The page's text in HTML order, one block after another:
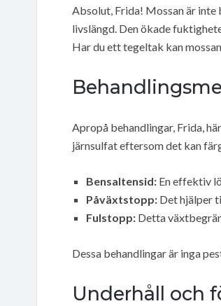
Absolut, Frida! Mossan är
livslängd. Den ökade
Har du ett tegeltak kan
Apropå behandlingar, Frida,
järnsulfat eftersom det kan
Bensaltensid: En effektiv
Påväxtstopp: Det hjälper
Fulstopp: Detta
Dessa behandlingar är inga
Underhåll och